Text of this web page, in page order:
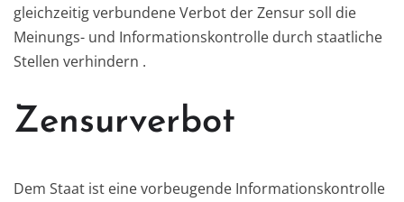
gleichzeitig verbundene Verbot der Zensur soll die
Meinungs- und Informationskontrolle durch staatliche
Stellen verhindern .
Zensurverbot
Dem Staat ist eine vorbeugende Informationskontrolle